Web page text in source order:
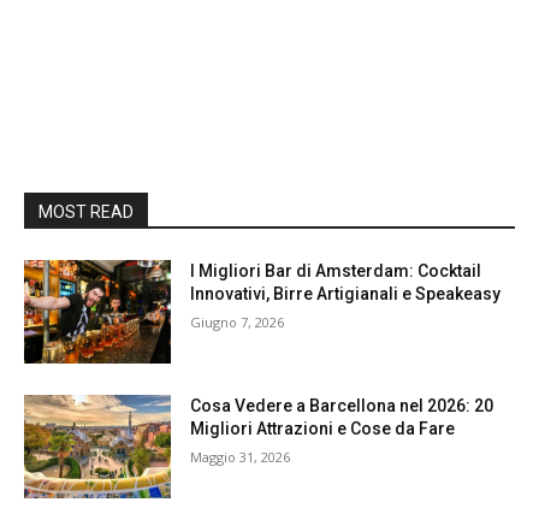
MOST READ
I Migliori Bar di Amsterdam: Cocktail
Innovativi, Birre Artigianali e Speakeasy
Giugno 7, 2026
Cosa Vedere a Barcellona nel 2026: 20
Migliori Attrazioni e Cose da Fare
Maggio 31, 2026